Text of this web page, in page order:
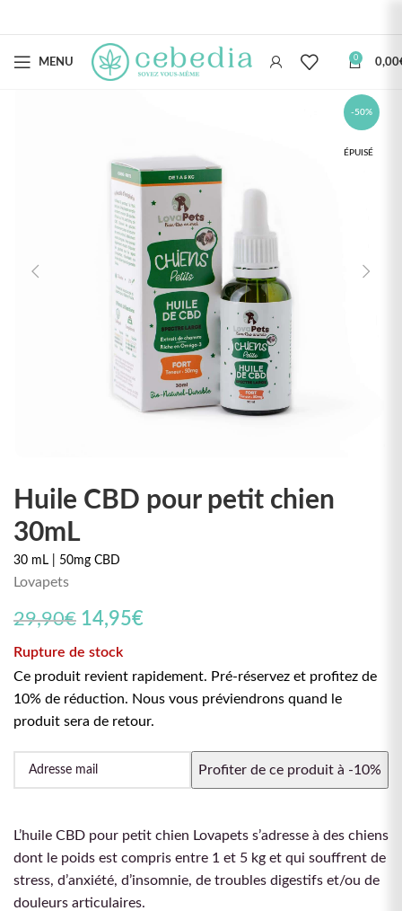
MENU 0 0,00
-50%
ÉPUISÉ
Huile CBD pour petit chien
30mL
30 mL | 50mg CBD
Lovapets
29,90€ Le prix initial était : 29,90€.
14,95€
Rupture de stock
Ce produit revient rapidement. Pré-réservez et profitez de
10% de réduction. Nous vous préviendrons quand le
produit sera de retour.
L’huile CBD pour petit chien Lovapets s’adresse à des chiens
dont le poids est compris entre 1 et 5 kg et qui souffrent de
stress, d’anxiété, d’insomnie, de troubles digestifs et/ou de
douleurs articulaires.